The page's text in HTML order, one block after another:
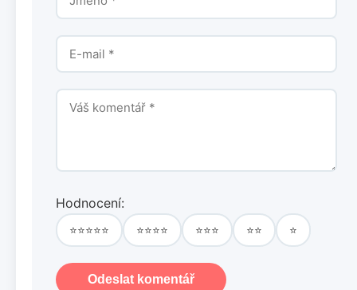
Hodnocení:
⭐⭐⭐⭐⭐ ⭐⭐⭐⭐ ⭐⭐⭐ ⭐⭐ ⭐
Odeslat komentář